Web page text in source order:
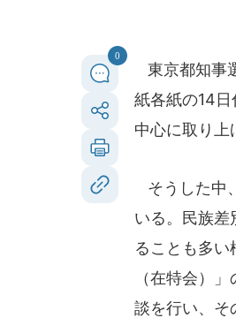
0
東京都知事
紙各紙の14
中心に取り上
そうした中
いる。民族差
ることも多
（在特会）
談を行い、そ